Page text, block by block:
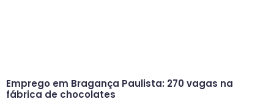
Emprego em Bragança Paulista: 270 vagas na
fábrica de chocolates